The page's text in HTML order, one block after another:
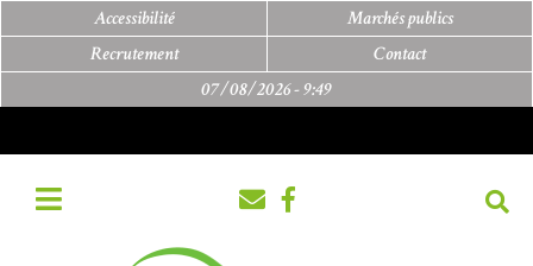
Accessibilité
Marchés publics
Recrutement
Contact
07/08/2026 -9:49